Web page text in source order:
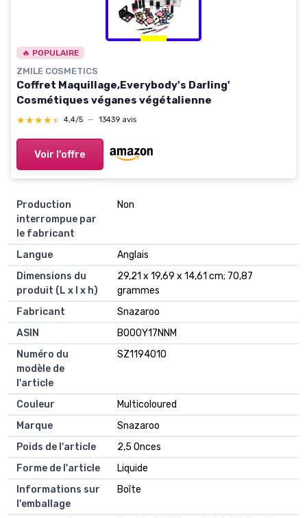
🔥 POPULAIRE
ZMILE COSMETICS
Coffret Maquillage,Everybody's Darling'
Cosmétiques véganes végétalienne
★★★★★
★★★★★ 4,4/5 — 13439 avis
Voir l'offre
Production
interrompue par
le fabricant
Non
Langue
Anglais
Dimensions du
produit (L x l x h)
29,21 x 19,69 x 14,61 cm; 70,87
grammes
Fabricant
Snazaroo
ASIN
B000Y17NNM
Numéro du
modèle de
l'article
SZ1194010
Couleur
Multicoloured
Marque
Snazaroo
Poids de l'article
2,5 Onces
Forme de l'article
Liquide
Informations sur
l'emballage
Boîte